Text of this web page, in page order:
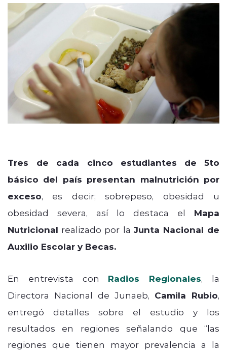
Tres de cada cinco estudiantes
de 5to
básico del país presentan malnutrición por
exceso, es decir; sobrepeso, obesidad u
obesidad severa, así lo destaca el Mapa
Nutricional realizado por la Junta Nacional de
Auxilio Escolar y Becas.
En entrevista con Radios Regionales, la
Directora Nacional de Junaeb, Camila Rubio,
entregó detalles sobre el estudio y los
resultados en regiones señalando que “las
regiones que tienen mayor prevalencia a la